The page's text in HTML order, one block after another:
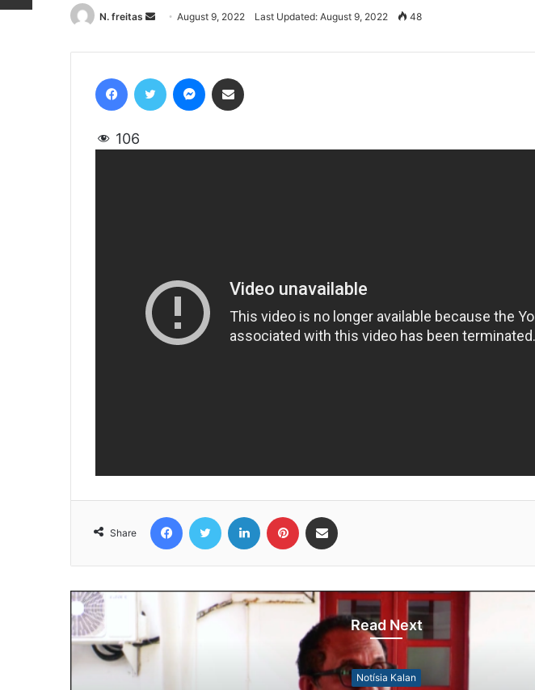
N. freitas
Send
email
August 9, 2022 Last Updated: August 9, 2022 48
106
Share
Read Next
Notísia Kalan